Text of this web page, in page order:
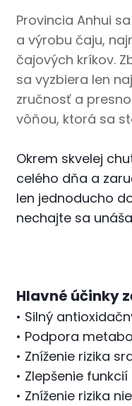
Provincia Anhui
a výrobu čaju,
čajových kríkov.
sa vyzbiera len
zručnosť a
vôňou, ktorá sa
Okrem skvelej
celého dňa a
len jednoducho
nechajte sa
Hlavné účinky
• Silný
• Podpora
• Zníženie rizika
• Zlepšenie
• Zníženie rizika